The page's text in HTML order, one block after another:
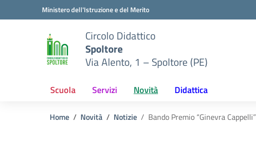
Vai ai contenuti
Vai al menu di navigazioneMinistero dell'Istruzione e del Merito
Circolo Didattico
Spoltore
Via Alento, 1 – Spoltore (PE)
Scuola Servizi Novità Didattica
Home Novità Notizie Bando Premio “Ginevra Cappelli”